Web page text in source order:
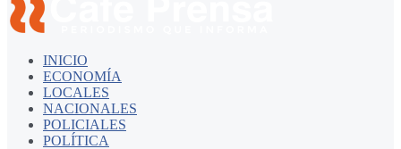
INICIO
ECONOMÍA
LOCALES
NACIONALES
POLICIALES
POLÍTICA